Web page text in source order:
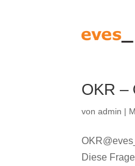
OKR –
vonadmin |
Diese